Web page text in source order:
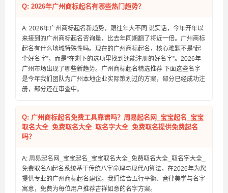
Q: 2026年广州商标起名有哪些热门趋势？
A: 2026年广州商标起名新趋势，跟往年大不同 说实话，今年开年以
来接到的广州商标起名咨询量，比去年同期翻了将近一倍。广州商标
起名有什么地域特殊性吗。现在的广州商标起名，核心难题不是“起
个好名字”，而是“在剩下的选项里找到还能注册的好名字”。2026年
广州市场出现了哪些新趋势。广州商标起名精选推荐 下面这些名字
是今年我们团队为广州本地企业实际策划过的方案，部分已经成功注
册，部分还在审查中。
Q: 广州商标起名免费工具靠谱吗？周易起名网_宝宝起名_宝宝
取名大全_免费取名大全_取名字大全_免费取名提供免费起名
吗？
A: 周易起名网_宝宝起名_宝宝取名大全_免费取名大全_取名字大全_
免费取名AI起名系统基于传统八字命理与现代AI算法，在2026年为您
提供专业的广州商标起名建议。我们结合五行平衡、音律美学与名字
寓意，免费为每位用户推荐吉祥如意的名字方案。